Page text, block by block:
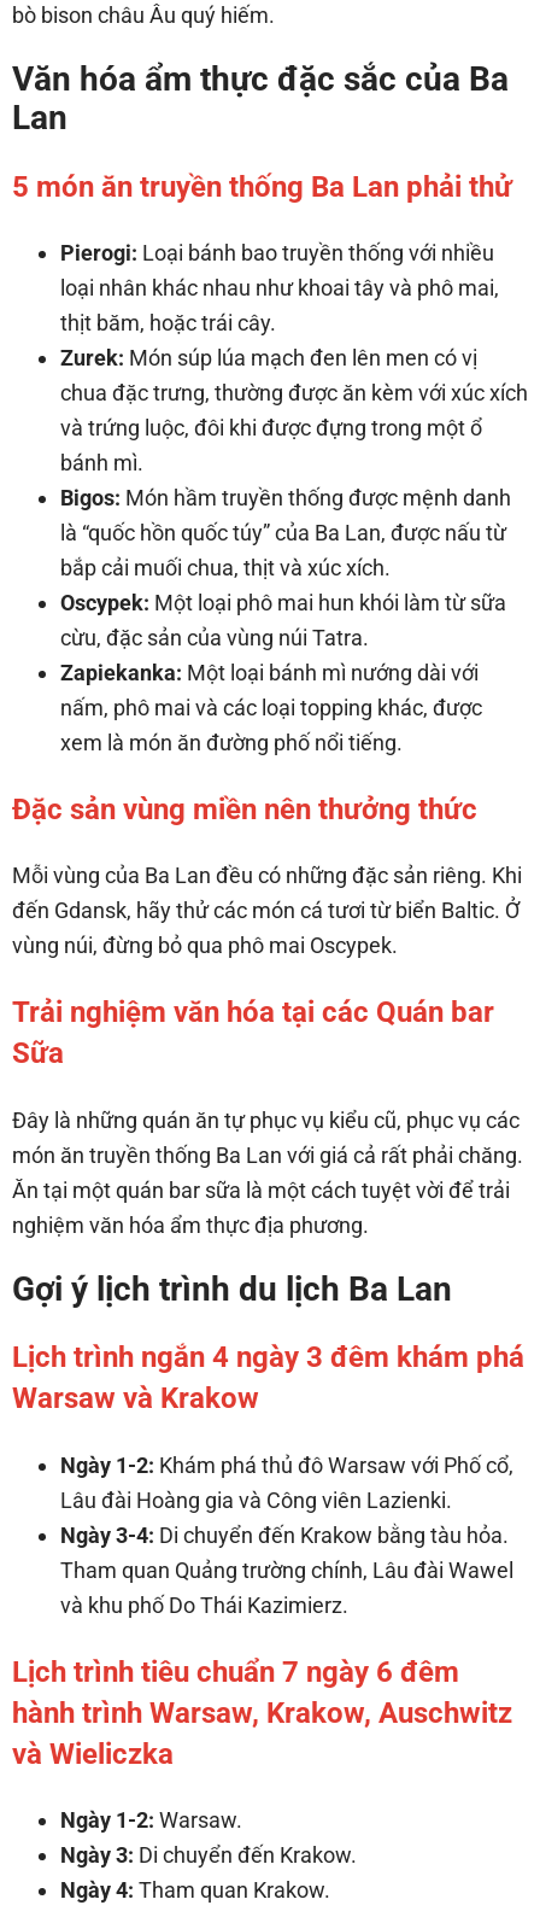
bò bison châu Âu quý hiếm.
Văn hóa ẩm thực đặc sắc của Ba
Lan
5 món ăn truyền thống Ba Lan phải thử
Pierogi: Loại bánh bao truyền thống với nhiều
loại nhân khác nhau như khoai tây và phô mai,
thịt băm, hoặc trái cây.
Zurek: Món súp lúa mạch đen lên men có vị
chua đặc trưng, thường được ăn kèm với xúc xích
và trứng luộc, đôi khi được đựng trong một ổ
bánh mì.
Bigos: Món hầm truyền thống được mệnh danh
là “quốc hồn quốc túy” của Ba Lan, được nấu từ
bắp cải muối chua, thịt và xúc xích.
Oscypek: Một loại phô mai hun khói làm từ sữa
cừu, đặc sản của vùng núi Tatra.
Zapiekanka: Một loại bánh mì nướng dài với
nấm, phô mai và các loại topping khác, được
xem là món ăn đường phố nổi tiếng.
Đặc sản vùng miền nên thưởng thức
Mỗi vùng của Ba Lan đều có những đặc sản riêng. Khi
đến Gdansk, hãy thử các món cá tươi từ biển Baltic. Ở
vùng núi, đừng bỏ qua phô mai Oscypek.
Trải nghiệm văn hóa tại các Quán bar
Sữa
Đây là những quán ăn tự phục vụ kiểu cũ, phục vụ các
món ăn truyền thống Ba Lan với giá cả rất phải chăng.
Ăn tại một quán bar sữa là một cách tuyệt vời để trải
nghiệm văn hóa ẩm thực địa phương.
Gợi ý lịch trình du lịch Ba Lan
Lịch trình ngắn 4 ngày 3 đêm khám phá
Warsaw và Krakow
Ngày 1-2: Khám phá thủ đô Warsaw với Phố cổ,
Lâu đài Hoàng gia và Công viên Lazienki.
Ngày 3-4: Di chuyển đến Krakow bằng tàu hỏa.
Tham quan Quảng trường chính, Lâu đài Wawel
và khu phố Do Thái Kazimierz.
Lịch trình tiêu chuẩn 7 ngày 6 đêm
hành trình Warsaw, Krakow, Auschwitz
và Wieliczka
Ngày 1-2: Warsaw.
Ngày 3: Di chuyển đến Krakow.
Ngày 4: Tham quan Krakow.